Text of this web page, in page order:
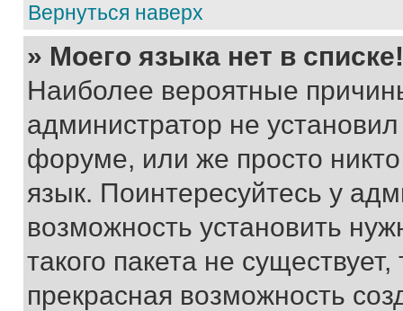
Вернуться наверх
» Моего языка нет в списке!
Наиболее вероятные
администратор не
форуме, или же просто
язык. Поинтересуйтесь у
возможность установить
такого пакета не
прекрасная возможность